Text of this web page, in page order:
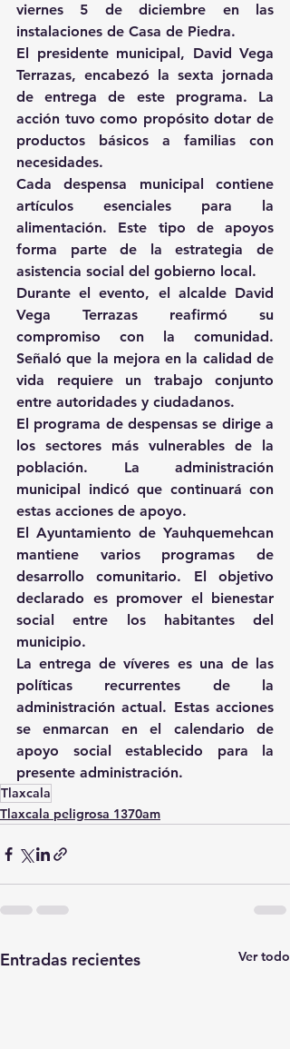
viernes 5 de diciembre en las
instalaciones de Casa de Piedra.
El presidente municipal, David Vega
Terrazas, encabezó la sexta jornada
de entrega de este programa. La
acción tuvo como propósito dotar de
productos básicos a familias con
necesidades.
Cada despensa municipal contiene
artículos esenciales para la
alimentación. Este tipo de apoyos
forma parte de la estrategia de
asistencia social del gobierno local.
Durante el evento, el alcalde David
Vega Terrazas reafirmó su
compromiso con la comunidad.
Señaló que la mejora en la calidad de
vida requiere un trabajo conjunto
entre autoridades y ciudadanos.
El programa de despensas se dirige a
los sectores más vulnerables de la
población. La administración
municipal indicó que continuará con
estas acciones de apoyo.
El Ayuntamiento de Yauhquemehcan
mantiene varios programas de
desarrollo comunitario. El objetivo
declarado es promover el bienestar
social entre los habitantes del
municipio.
La entrega de víveres es una de las
políticas recurrentes de la
administración actual. Estas acciones
se enmarcan en el calendario de
apoyo social establecido para la
presente administración.
Tlaxcala
Tlaxcala peligrosa 1370am
Entradas recientes Ver todo